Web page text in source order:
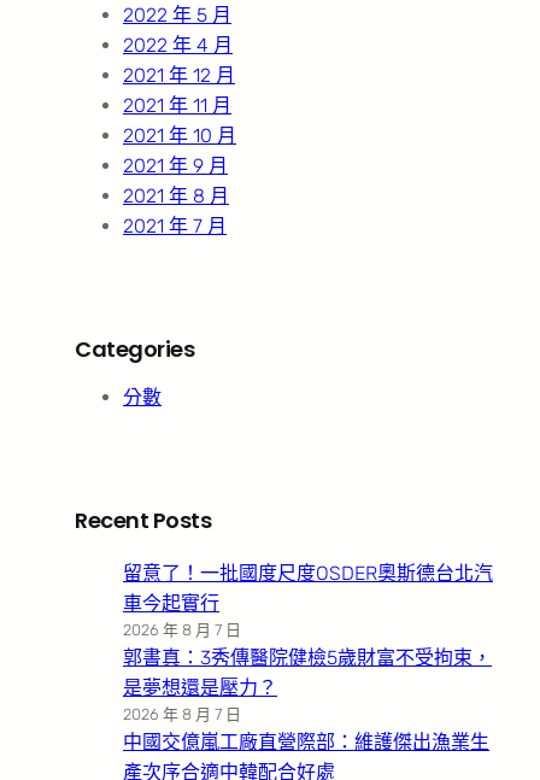
2022 年 5 月
2022 年 4 月
2021 年 12 月
2021 年 11 月
2021 年 10 月
2021 年 9 月
2021 年 8 月
2021 年 7 月
Categories
分數
Recent Posts
留意了！一批國度尺度OSDER奧斯德台北汽
車今起實行
2026 年 8 月 7 日
郭書真：3秀傳醫院健檢5歲財富不受拘束，
是夢想還是壓力？
2026 年 8 月 7 日
中國交億嵐工廠直營際部：維護傑出漁業生
產次序合適中韓配合好處